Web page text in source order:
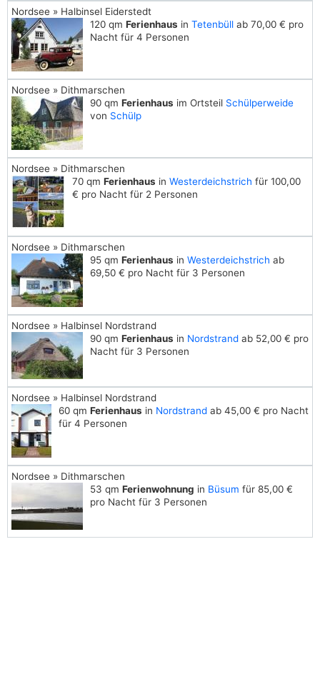
Nordsee » Halbinsel Eiderstedt
120 qm Ferienhaus in Tetenbüll ab 70,00 € pro
Nacht für 4 Personen
Nordsee » Dithmarschen
90 qm Ferienhaus im Ortsteil Schülperweide
von Schülp
Nordsee » Dithmarschen
70 qm Ferienhaus in Westerdeichstrich für 100,00
€ pro Nacht für 2 Personen
Nordsee » Dithmarschen
95 qm Ferienhaus in Westerdeichstrich ab
69,50 € pro Nacht für 3 Personen
Nordsee » Halbinsel Nordstrand
90 qm Ferienhaus in Nordstrand ab 52,00 € pro
Nacht für 3 Personen
Nordsee » Halbinsel Nordstrand
60 qm Ferienhaus in Nordstrand ab 45,00 € pro Nacht
für 4 Personen
Nordsee » Dithmarschen
53 qm Ferienwohnung in Büsum für 85,00 €
pro Nacht für 3 Personen